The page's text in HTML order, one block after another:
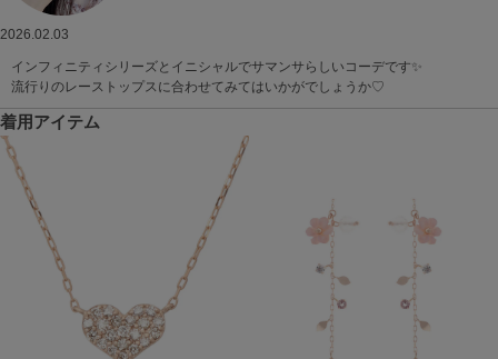
2026.02.03
インフィニティシリーズとイニシャルでサマンサらしいコーデです✨
流行りのレーストップスに合わせてみてはいかがでしょうか♡
着用アイテム